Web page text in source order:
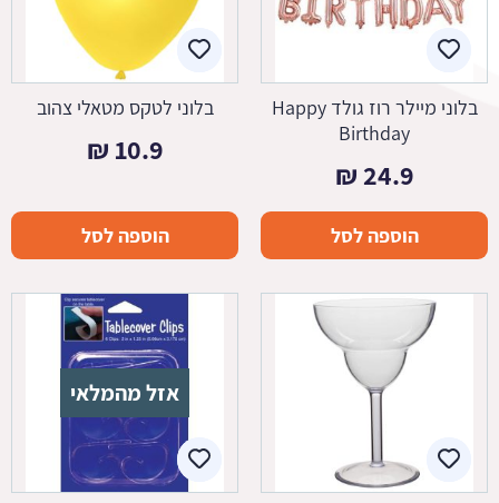
בלוני מיילר רוז גולד Happy
Birthday
24.9
₪
הוספה לסל
בלוני לטקס מטאלי צהוב
10.9
₪
הוספה לסל
אזל מהמלאי